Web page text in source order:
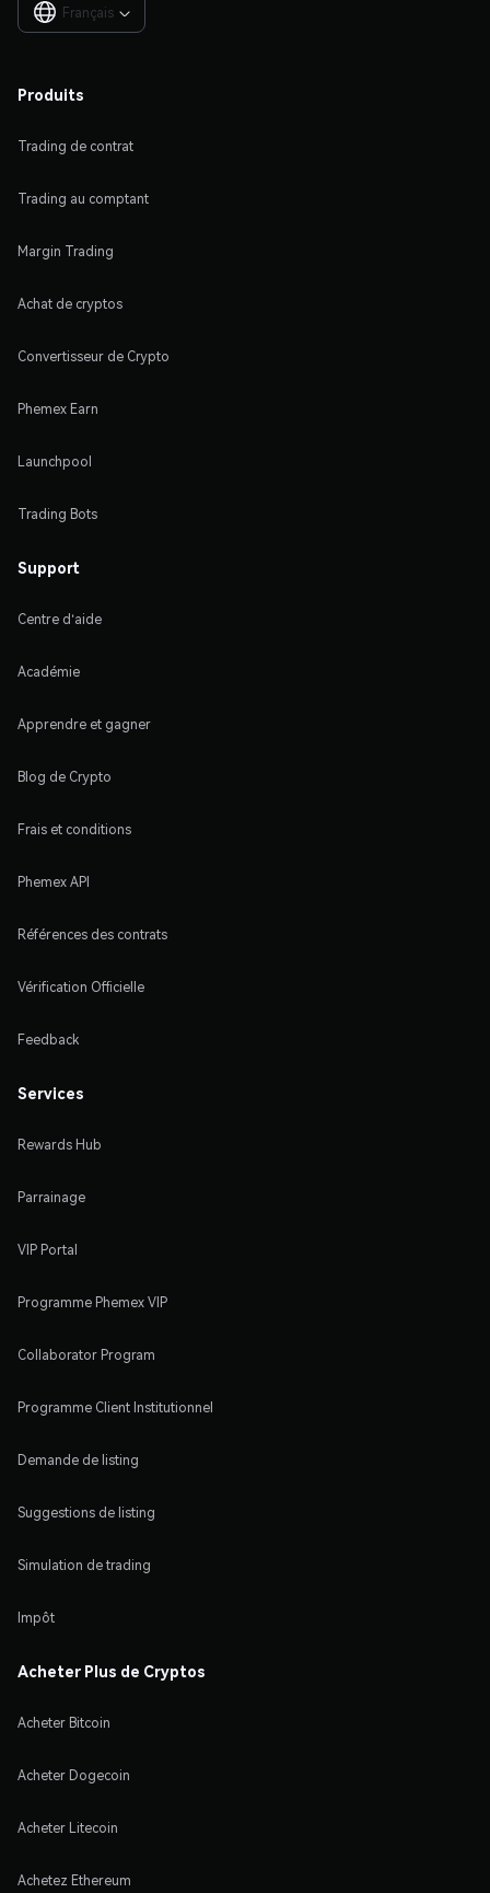
Français 
Produits
Trading de contrat
Trading au comptant
Margin Trading
Achat de cryptos
Convertisseur de Crypto
Phemex Earn
Launchpool
Trading Bots
Support
Centre d'aide
Académie
Apprendre et gagner
Blog de Crypto
Frais et conditions
Phemex API
Références des contrats
Vérification Officielle
Feedback
Services
Rewards Hub
Parrainage
VIP Portal
Programme Phemex VIP
Collaborator Program
Programme Client Institutionnel
Demande de listing
Suggestions de listing
Simulation de trading
Impôt
Acheter Plus de Cryptos
Acheter Bitcoin
Acheter Dogecoin
Acheter Litecoin
Achetez Ethereum